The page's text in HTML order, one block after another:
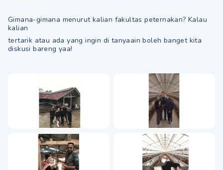
Gimana-gimana menurut kalian fakultas peternakan? Kalau
kalian
tertarik atau ada yang ingin di tanyaain boleh banget kita
diskusi bareng yaa!